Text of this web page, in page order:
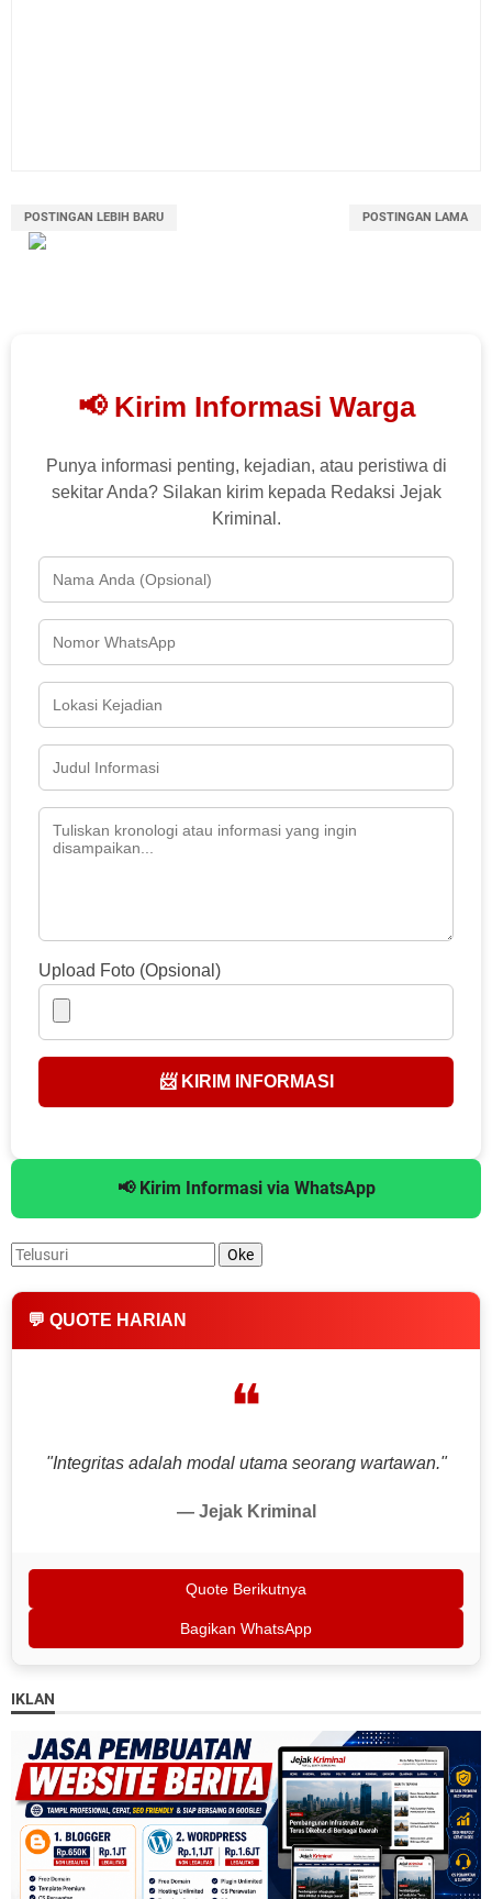
POSTINGAN LEBIH BARU POSTINGAN LAMA
📢 Kirim Informasi Warga
Punya informasi penting, kejadian, atau peristiwa di
sekitar Anda? Silakan kirim kepada Redaksi Jejak
Kriminal.
Upload Foto (Opsional)
📨 KIRIM INFORMASI
📢 Kirim Informasi via WhatsApp
💬 QUOTE HARIAN
❝
"Integritas adalah modal utama seorang wartawan."
— Jejak Kriminal
Quote Berikutnya
Bagikan WhatsApp
IKLAN